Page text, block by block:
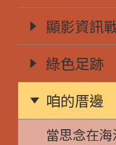
顯影資訊
綠色足跡
咱的厝邊
當思念在